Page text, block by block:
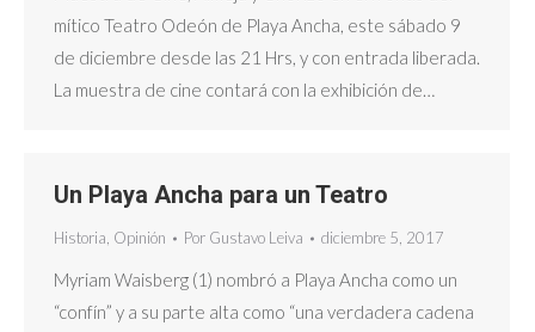
mítico Teatro Odeón de Playa Ancha, este sábado 9
de diciembre desde las 21 Hrs, y con entrada liberada.
La muestra de cine contará con la exhibición de…
Un Playa Ancha para un Teatro
Historia Opinión Por Gustavo Leiva diciembre 5, 2017
Myriam Waisberg (1) nombró a Playa Ancha como un
“confín” y a su parte alta como “una verdadera cadena